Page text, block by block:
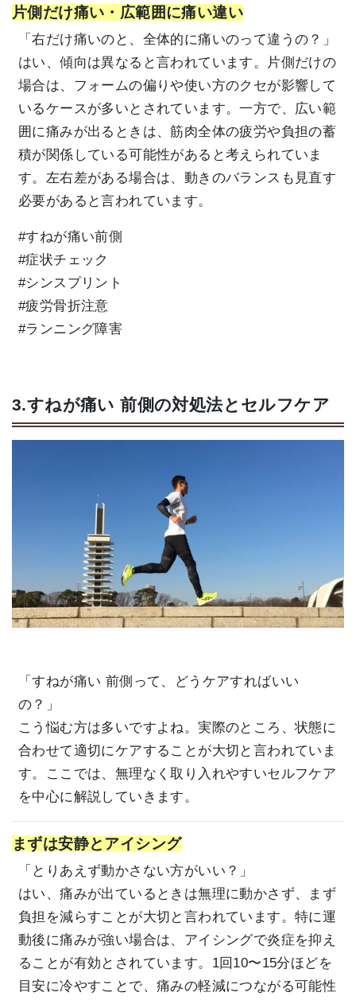
片側だけ痛い・広範囲に痛い違い
「右だけ痛いのと、全体的に痛いのって違うの？」
はい、傾向は異なると言われています。片側だけの
場合は、フォームの偏りや使い方のクセが影響して
いるケースが多いとされています。一方で、広い範
囲に痛みが出るときは、筋肉全体の疲労や負担の蓄
積が関係している可能性があると考えられていま
す。左右差がある場合は、動きのバランスも見直す
必要があると言われています。
#すねが痛い前側
#症状チェック
#シンスプリント
#疲労骨折注意
#ランニング障害
3.すねが痛い 前側の対処法とセルフケア
「すねが痛い 前側って、どうケアすればいい
の？」
こう悩む方は多いですよね。実際のところ、状態に
合わせて適切にケアすることが大切と言われていま
す。ここでは、無理なく取り入れやすいセルフケア
を中心に解説していきます。
まずは安静とアイシング
「とりあえず動かさない方がいい？」
はい、痛みが出ているときは無理に動かさず、まず
負担を減らすことが大切と言われています。特に運
動後に痛みが強い場合は、アイシングで炎症を抑え
ることが有効とされています。1回10〜15分ほどを
目安に冷やすことで、痛みの軽減につながる可能性